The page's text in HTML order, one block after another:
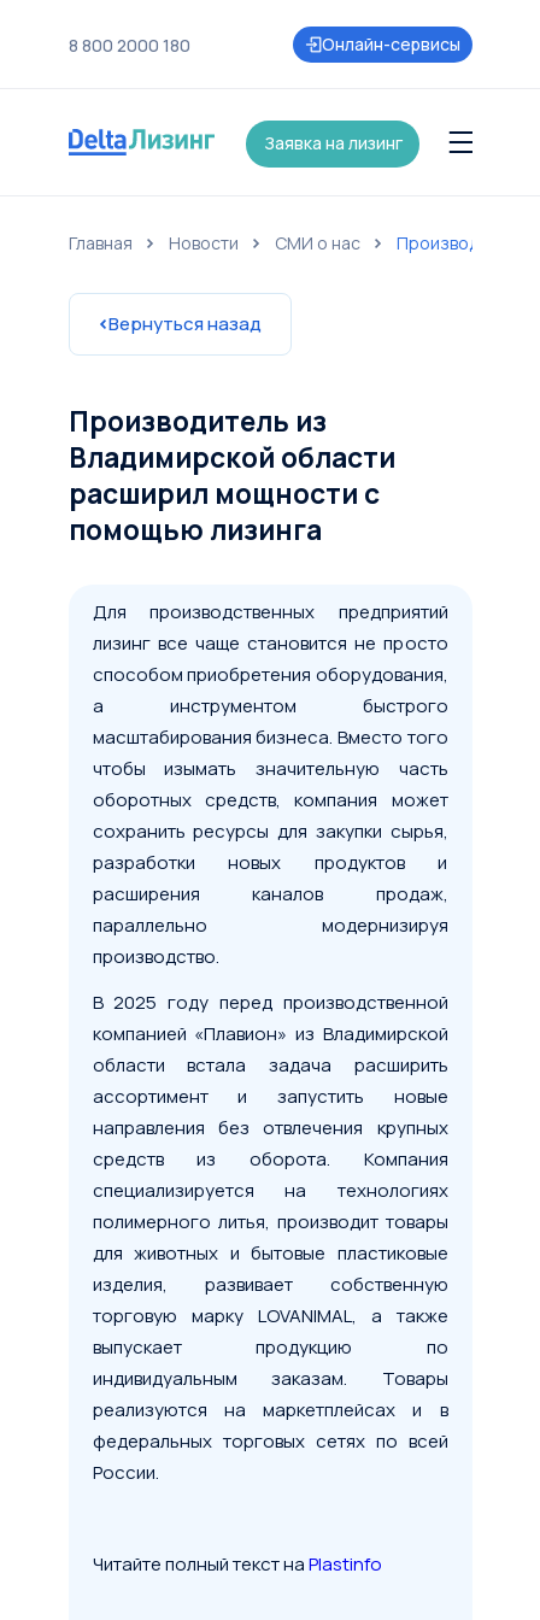
8 800 2000 180 Онлайн-сервисы
Заявка на лизинг
КонтактыСтрахованиеКарьераАкции и партнеры
Главная Новости СМИ о нас Производитель
Производитель из
Владимирской области
расширил мощности с
помощью лизинга
Вернуться назад
Для производственных предприятий
лизинг все чаще становится не просто
способом приобретения оборудования,
а инструментом быстрого
масштабирования бизнеса. Вместо того
чтобы изымать значительную часть
оборотных средств, компания может
сохранить ресурсы для закупки сырья,
разработки новых продуктов и
расширения каналов продаж,
параллельно модернизируя
производство.
В 2025 году перед производственной
компанией «Плавион» из Владимирской
области встала задача расширить
ассортимент и запустить новые
направления без отвлечения крупных
средств из оборота. Компания
специализируется на технологиях
полимерного литья, производит товары
для животных и бытовые пластиковые
изделия, развивает собственную
торговую марку LOVANIMAL, а также
выпускает продукцию по
индивидуальным заказам. Товары
реализуются на маркетплейсах и в
федеральных торговых сетях по всей
России.
Читайте полный текст наPlastinfo